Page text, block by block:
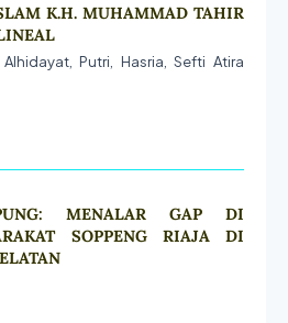
K.H. MUHAMMAD TAHIR
Putri, Hasria, Sefti Atira
MENALAR GAP DI
SOPPENG RIAJA DI